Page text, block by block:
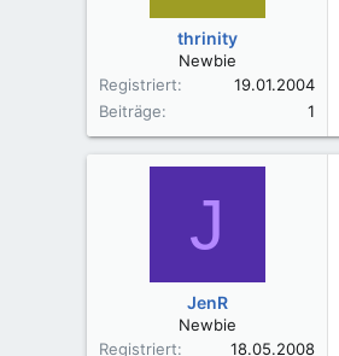
thrinity
Newbie
Registriert
19.01.2004
Beiträge
1
J
JenR
Newbie
Registriert
18.05.2008